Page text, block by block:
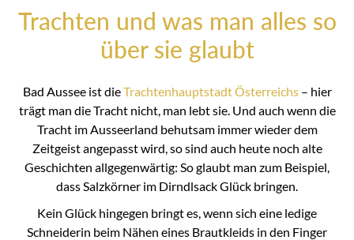
Trachten und was man alles so
über sie glaubt
Bad Aussee ist dieTrachtenhauptstadt Österreichs– hier
trägt man die Tracht nicht, man lebt sie. Und auch wenn die
Tracht im Ausseerland behutsam immer wieder dem
Zeitgeist angepasst wird, so sind auch heute noch alte
Geschichten allgegenwärtig: So glaubt man zum Beispiel,
dass Salzkörner im Dirndlsack Glück bringen.
Kein Glück hingegen bringt es, wenn sich eine ledige
Schneiderin beim Nähen eines Brautkleids in den Finger